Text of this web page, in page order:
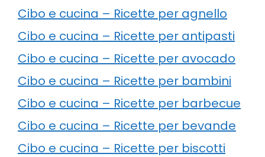
Cibo e cucina – Ricette per agnello
Cibo e cucina – Ricette per antipasti
Cibo e cucina – Ricette per avocado
Cibo e cucina – Ricette per bambini
Cibo e cucina – Ricette per barbecue
Cibo e cucina – Ricette per bevande
Cibo e cucina – Ricette per biscotti